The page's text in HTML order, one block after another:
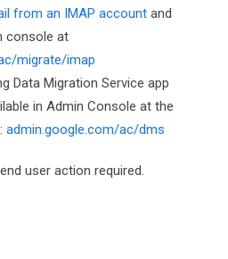
from an IMAP account and
console at
migrate/imap
Data Migration Service app
in Admin Console at the
admin.google.com/ac/dms
user action required.